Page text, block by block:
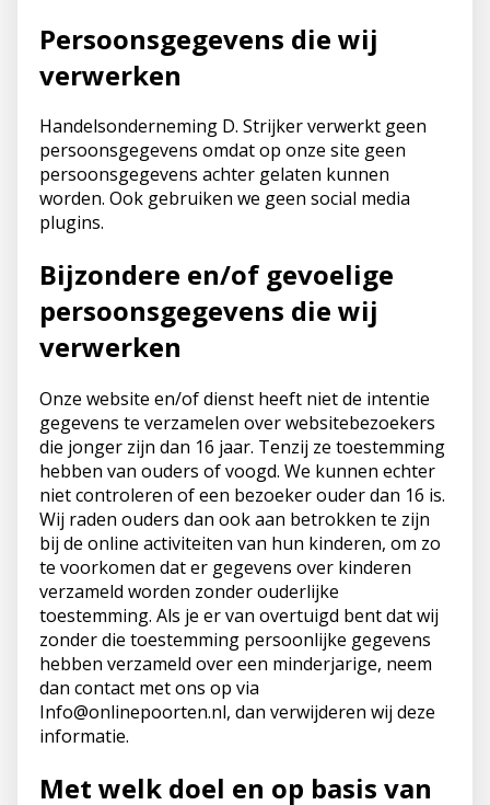
Persoonsgegevens die wij
verwerken
Handelsonderneming D. Strijker verwerkt geen
persoonsgegevens omdat op onze site geen
persoonsgegevens achter gelaten kunnen
worden. Ook gebruiken we geen social media
plugins.
Bijzondere en/of gevoelige
persoonsgegevens die wij
verwerken
Onze website en/of dienst heeft niet de intentie
gegevens te verzamelen over websitebezoekers
die jonger zijn dan 16 jaar. Tenzij ze toestemming
hebben van ouders of voogd. We kunnen echter
niet controleren of een bezoeker ouder dan 16 is.
Wij raden ouders dan ook aan betrokken te zijn
bij de online activiteiten van hun kinderen, om zo
te voorkomen dat er gegevens over kinderen
verzameld worden zonder ouderlijke
toestemming. Als je er van overtuigd bent dat wij
zonder die toestemming persoonlijke gegevens
hebben verzameld over een minderjarige, neem
dan contact met ons op via
Info@onlinepoorten.nl, dan verwijderen wij deze
informatie.
Met welk doel en op basis van